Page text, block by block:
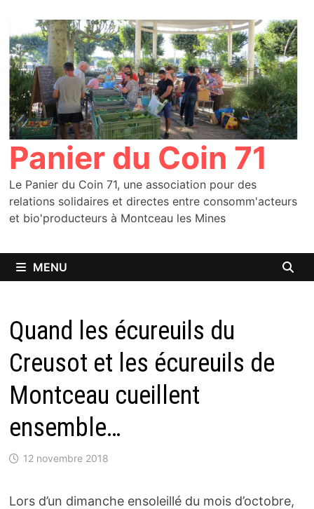
contenu
Panier du Coin 71
Le Panier du Coin 71, une association pour des
relations solidaires et directes entre consomm'acteurs
et bio'producteurs à Montceau les Mines
MENU
Quand les écureuils du
Creusot et les écureuils de
Montceau cueillent
ensemble…
12 novembre 2018
Lors d’un dimanche ensoleillé du mois d’octobre,